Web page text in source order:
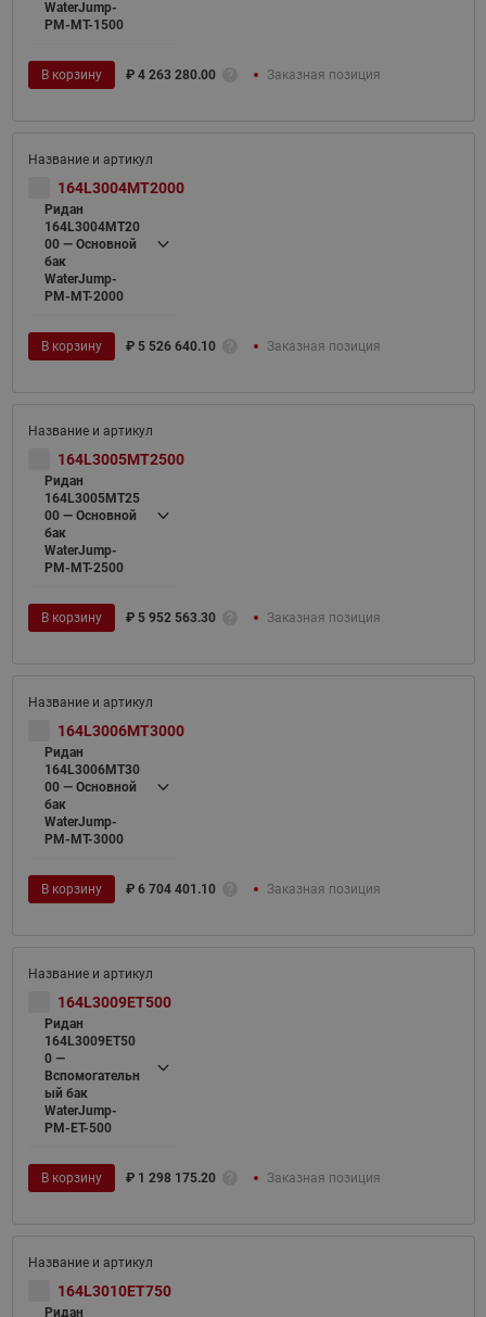
WaterJump-
PM-MT-1500
В корзину ₽ 4 263 280.00 Заказная позиция
164L3004MT2000
Ридан
164L3004MT20
00 — Основной
бак
WaterJump-
PM-MT-2000
В корзину ₽ 5 526 640.10 Заказная позиция
164L3005MT2500
Ридан
164L3005MT25
00 — Основной
бак
WaterJump-
PM-MT-2500
В корзину ₽ 5 952 563.30 Заказная позиция
164L3006MT3000
Ридан
164L3006MT30
00 — Основной
бак
WaterJump-
PM-MT-3000
В корзину ₽ 6 704 401.10 Заказная позиция
164L3009ET500
Ридан
164L3009ET50
0 —
Вспомогательн
ый бак
WaterJump-
PM-ET-500
В корзину ₽ 1 298 175.20 Заказная позиция
164L3010ET750
Ридан